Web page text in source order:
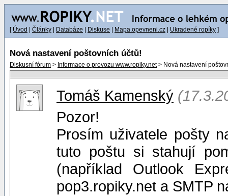
[ Úvod Články Databáze Diskuse Mapa.opevneni.cz Ukradené ropíky ]
Nová nastavení poštovních účtů!
Diskusní fórum > Informace o provozu www.ropiky.net> Nová nastavení
Tomáš Kamenský
Pozor!
Prosím uživatele pošty
tuto poštu si stahují
(například Outlook
pop3.ropiky.net a SMTP